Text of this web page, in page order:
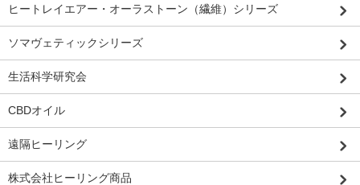
ヒートレイエアー・オーラストーン（繊維）シリーズ
ソマヴェティックシリーズ
生活科学研究会
CBDオイル
遠隔ヒーリング
株式会社ヒーリング商品